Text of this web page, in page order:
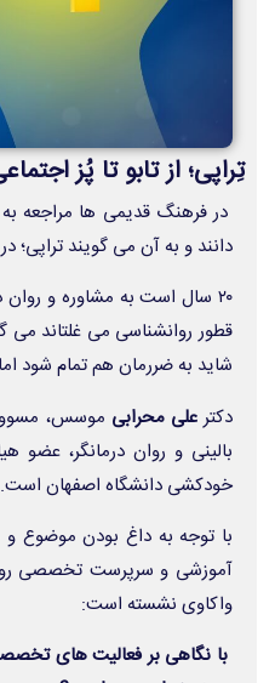
تِراپی؛ از تابو تا پُز
در فرهنگ قدیمی ها مراجعه
دانند و به آن می گویند
۲۰ سال است به مشاوره و
قطور روانشناسی می غلتاند می
شاید به ضررمان هم تمام شود
دکترعلی محرابی موسس،
بالینی و روان درمانگر،
خودکشی دانشگاه اصفهان است.
با توجه به داغ بودن موضوع
آموزشی و سرپرست تخصصی روان
واکاوی نشسته است:
با نگاهی بر فعالیت های